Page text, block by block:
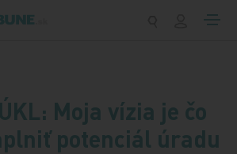
Moja vízia je čo
potenciál úradu